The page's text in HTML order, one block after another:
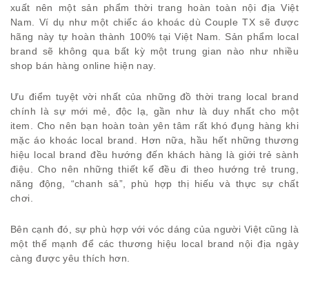
xuất nên một sản phẩm thời trang hoàn toàn nội địa Việt
Nam. Ví dụ như một chiếc áo khoác dù Couple TX sẽ được
hãng này tự hoàn thành 100% tại Việt Nam. Sản phẩm local
brand sẽ không qua bất kỳ một trung gian nào như nhiều
shop bán hàng online hiện nay.
Ưu điểm tuyệt vời nhất của những đồ thời trang local brand
chính là sự mới mẻ, độc lạ, gần như là duy nhất cho một
item. Cho nên bạn hoàn toàn yên tâm rất khó đụng hàng khi
mặc áo khoác local brand. Hơn nữa, hầu hết những thương
hiệu local brand đều hướng đến khách hàng là giới trẻ sành
điệu. Cho nên những thiết kế đều đi theo hướng trẻ trung,
năng động, “chanh sả”, phù hợp thị hiếu và thực sự chất
chơi.
Bên cạnh đó, sự phù hợp với vóc dáng của người Việt cũng là
một thế mạnh để các thương hiệu local brand nội địa ngày
càng được yêu thích hơn.